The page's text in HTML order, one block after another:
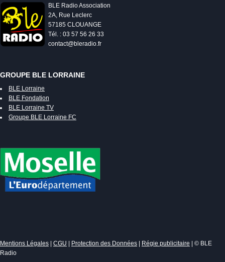
BLE Radio Association
2A, Rue Leclerc
57185 CLOUANGE
Tél. : 03 57 56 26 33
contact@bleradio.fr
GROUPE BLE LORRAINE
BLE Lorraine
BLE Fondation
BLE Lorraine TV
Groupe BLE Lorraine FC
Mentions Légales CGU Protection des Données Régie publicitaire | © BLE
Radio